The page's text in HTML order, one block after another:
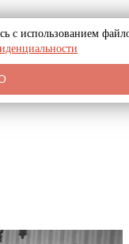
с использованием